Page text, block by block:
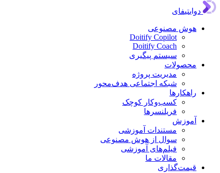
دوایتیفای
هوش مصنوعی
Doitify Copilot
Doitify Coach
سیستم پیگیری
محصولات
مدیریت پروژه
شبکه اجتماعی هدف‌محور
راهکارها
کسب‌وکار کوچک
فریلنسرها
آموزش
مستندات آموزشی
سوال از هوش مصنوعی
فیلم‌های آموزشی
مقالات ما
قیمت‌گذاری